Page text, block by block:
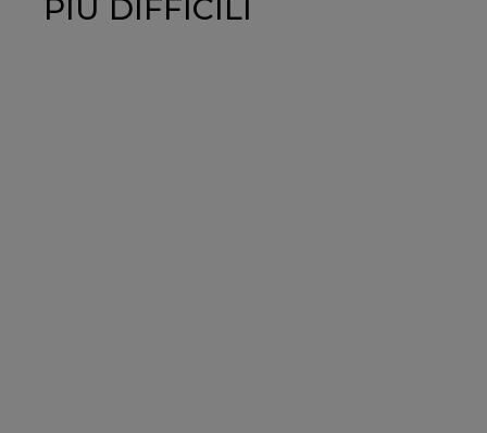
PIÙ DIFFICILI